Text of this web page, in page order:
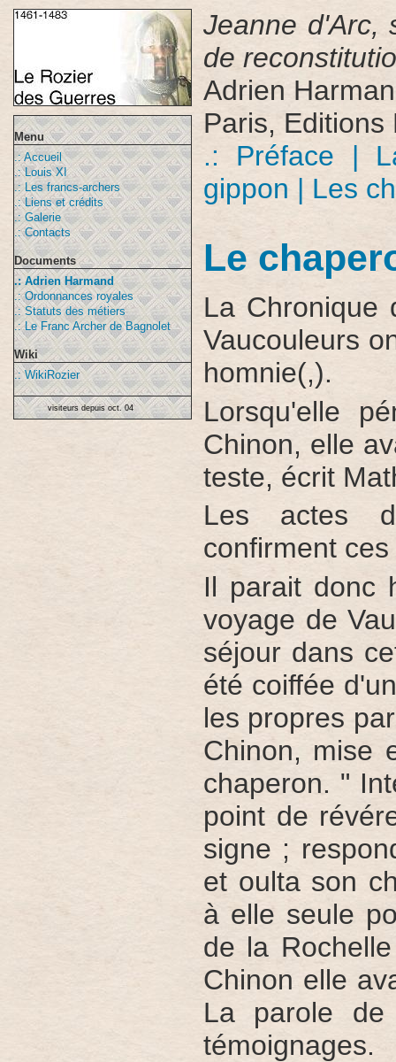
Jeanne d'Arc,
de
Adrien
Paris,
.: Préface
|
gippon | Les
Le
La Chronique
Vaucouleurs
homnie(,).
Lorsqu'elle
Chinon, elle
teste, écrit
Les actes
confirment
Il parait donc
voyage de
séjour dans
été coiffée
les propres
Chinon, mise
chaperon. "
point de
signe ;
et oulta son
à elle seule
de la
Chinon elle
La parole
témoignages.
Menu
.: Accueil
.: Louis XI
.: Les francs-archers
.: Liens et crédits
.: Galerie
.: Contacts
Documents
.: Adrien Harmand
.: Ordonnances royales
.: Statuts des métiers
.: Le Franc Archer de Bagnolet
Wiki
.: WikiRozier
visiteurs depuis oct. 04